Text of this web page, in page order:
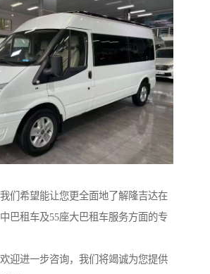
们希望能让您更全面地了解隆吉达在
巴租车及55座大巴租车服务方面的专
迎进一步咨询，我们将竭诚为您提供